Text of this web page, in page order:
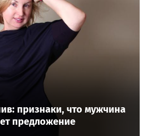
признаки, что мужчина
предложение